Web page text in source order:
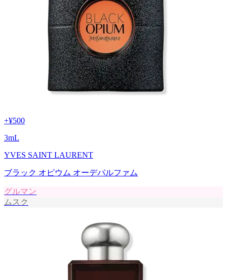
+¥500
3mL
YVES SAINT LAURENT
ブラック オピウム オーデパルファム
グルマン
ムスク